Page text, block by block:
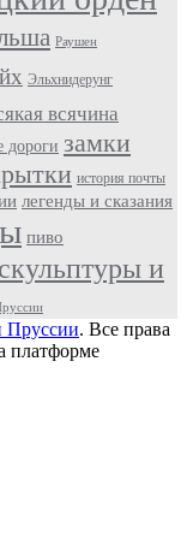
Раушен
Эльхнидерунг
всячина
дороги замки
история почты
легенды и сказания
пиво
скульптуры и
Пруссии. Все права
платформе